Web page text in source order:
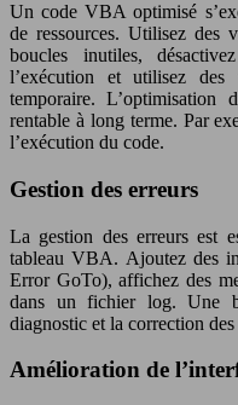
Un code VBA optimisé
de ressources. Utilisez des
boucles inutiles,
l’exécution et utilisez
temporaire.
rentable à long terme. Par
l’exécution du code.
Gestion des erreurs
La gestion des erreurs est
tableau VBA. Ajoutez des
Error GoTo), affichez des
dans un fichier log. Une
diagnostic et la correction
Amélioration de